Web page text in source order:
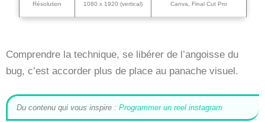
Résolution 1080 x 1920 (vertical) Canva, Final Cut Pro
Comprendre la technique, se libérer de l’angoisse du
bug, c’est accorder plus de place au panache visuel.
Du contenu qui vous inspire : Programmer un reel instagram